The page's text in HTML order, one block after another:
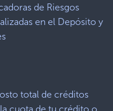
de Riesgos
en el Depósito y
total de créditos